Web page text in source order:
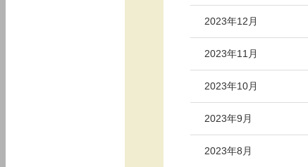
2023年12月
2023年11月
2023年10月
2023年9月
2023年8月